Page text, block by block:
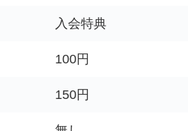
入会特典
100円
150円